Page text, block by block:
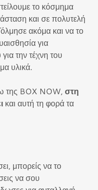
το κόσμημα
και σε πολυτελή
ακόμα και να το
για
την τέχνη του
υλικά.
της BOX NOW, στη
και αυτή τη φορά τα
μπορείς να το
να σου